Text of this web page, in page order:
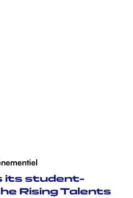
its student-
Rising Talents